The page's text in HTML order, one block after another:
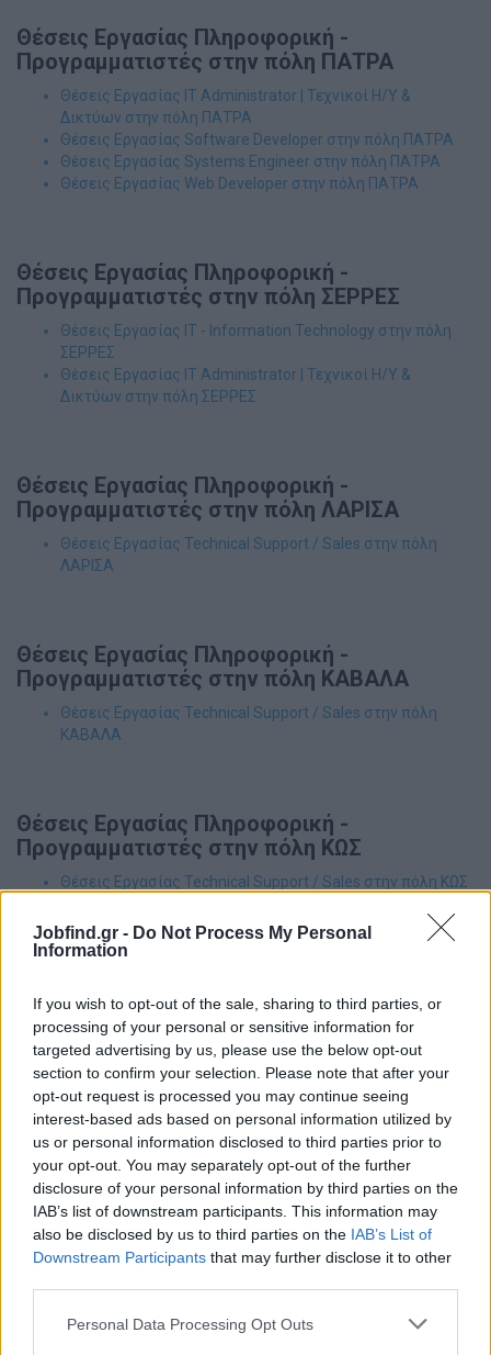
Jobfind.gr - Do Not Process My Personal
Information
If you wish to opt-out of the sale, sharing to third parties, or
processing of your personal or sensitive information for
targeted advertising by us, please use the below opt-out
section to confirm your selection. Please note that after your
opt-out request is processed you may continue seeing
interest-based ads based on personal information utilized by
us or personal information disclosed to third parties prior to
your opt-out. You may separately opt-out of the further
disclosure of your personal information by third parties on the
IAB’s list of downstream participants. This information may
also be disclosed by us to third parties on the IAB’s List of
Downstream Participants that may further disclose it to other
Personal Data Processing Opt Outs
Θέσεις Εργασίας Πληροφορική -
Προγραμματιστές στην πόλη ΠΑΤΡΑ
Θέσεις Εργασίας IT Administrator | Τεχνικοί Η/Υ &
Δικτύων στην πόλη ΠΑΤΡΑ
Θέσεις Εργασίας Software Developer στην πόλη ΠΑΤΡΑ
Θέσεις Εργασίας Systems Engineer στην πόλη ΠΑΤΡΑ
Θέσεις Εργασίας Web Developer στην πόλη ΠΑΤΡΑ
Θέσεις Εργασίας Πληροφορική -
Προγραμματιστές στην πόλη ΣΕΡΡΕΣ
Θέσεις Εργασίας IT - Information Technology στην πόλη
ΣΕΡΡΕΣ
Θέσεις Εργασίας IT Administrator | Τεχνικοί Η/Υ &
Δικτύων στην πόλη ΣΕΡΡΕΣ
Θέσεις Εργασίας Πληροφορική -
Προγραμματιστές στην πόλη ΛΑΡΙΣΑ
Θέσεις Εργασίας Technical Support / Sales στην πόλη
ΛΑΡΙΣΑ
Θέσεις Εργασίας Πληροφορική -
Προγραμματιστές στην πόλη ΚΑΒΑΛΑ
Θέσεις Εργασίας Technical Support / Sales στην πόλη
ΚΑΒΑΛΑ
Θέσεις Εργασίας Πληροφορική -
Προγραμματιστές στην πόλη ΚΩΣ
Θέσεις Εργασίας Technical Support / Sales στην πόλη ΚΩΣ
Προγραμματιστές στην πόλη ΔΡΑΜΑ
Θέσεις Εργασίας Software Developer στην πόλη ΔΡΑΜΑ
Θέσεις Εργασίας Πληροφορική -
Προγραμματιστές στην πόλη ΗΡΑΚΛΕΙΟ
Θέσεις Εργασίας Data Science & Analytics στην πόλη
ΗΡΑΚΛΕΙΟ
Θέσεις Εργασίας Πληροφορική -